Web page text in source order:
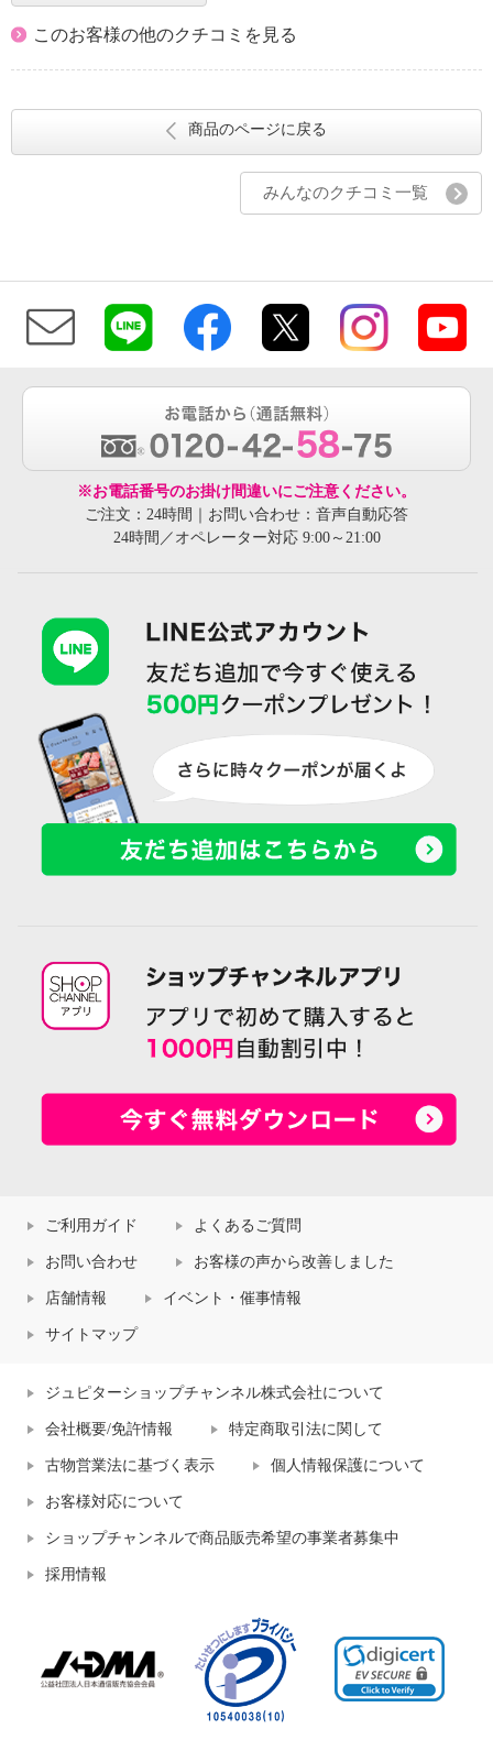
このお客様の他のクチコミを見る
商品のページに戻る
みんなのクチコミ一覧
※お電話番号のお掛け間違いにご注意ください。
ご注文：24時間｜お問い合わせ：音声自動応答
24時間／オペレーター対応 9:00～21:00
ご利用ガイド よくあるご質問
お問い合わせ お客様の声から改善しました
店舗情報 イベント・催事情報
サイトマップ
ジュピターショップチャンネル株式会社について
会社概要/免許情報 特定商取引法に関して
古物営業法に基づく表示 個人情報保護について
お客様対応について
ショップチャンネルで商品販売希望の事業者募集中
採用情報